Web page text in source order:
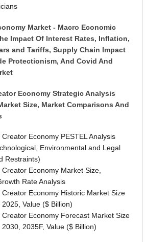
Market - Macro Economic
Impact Of Interest Rates, Inflation,
and Tariffs, Supply Chain Impact
Protectionism, And Covid And
Economy Strategic Analysis
Size, Market Comparisons And
Economy PESTEL Analysis
Environmental and Legal
Restraints)
Economy Market Size,
Rate Analysis
Economy Historic Market Size
Value ($ Billion)
Economy Forecast Market Size
2035F, Value ($ Billion)